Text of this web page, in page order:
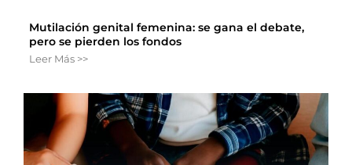
Mutilación genital femenina: se gana el debate,
pero se pierden los fondos
Leer Más >>